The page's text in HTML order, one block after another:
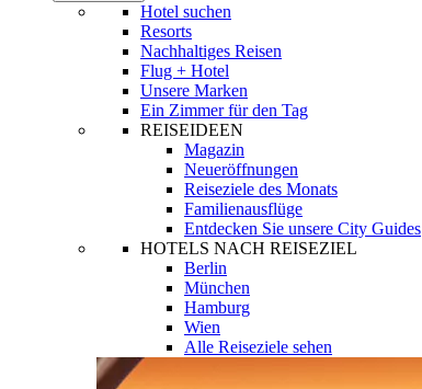
Hotel suchen
Resorts
Nachhaltiges Reisen
Flug + Hotel
Unsere Marken
Ein Zimmer für den Tag
REISEIDEEN
Magazin
Neueröffnungen
Reiseziele des Monats
Familienausflüge
Entdecken Sie unsere City Guides
HOTELS NACH REISEZIEL
Berlin
München
Hamburg
Wien
Alle Reiseziele sehen